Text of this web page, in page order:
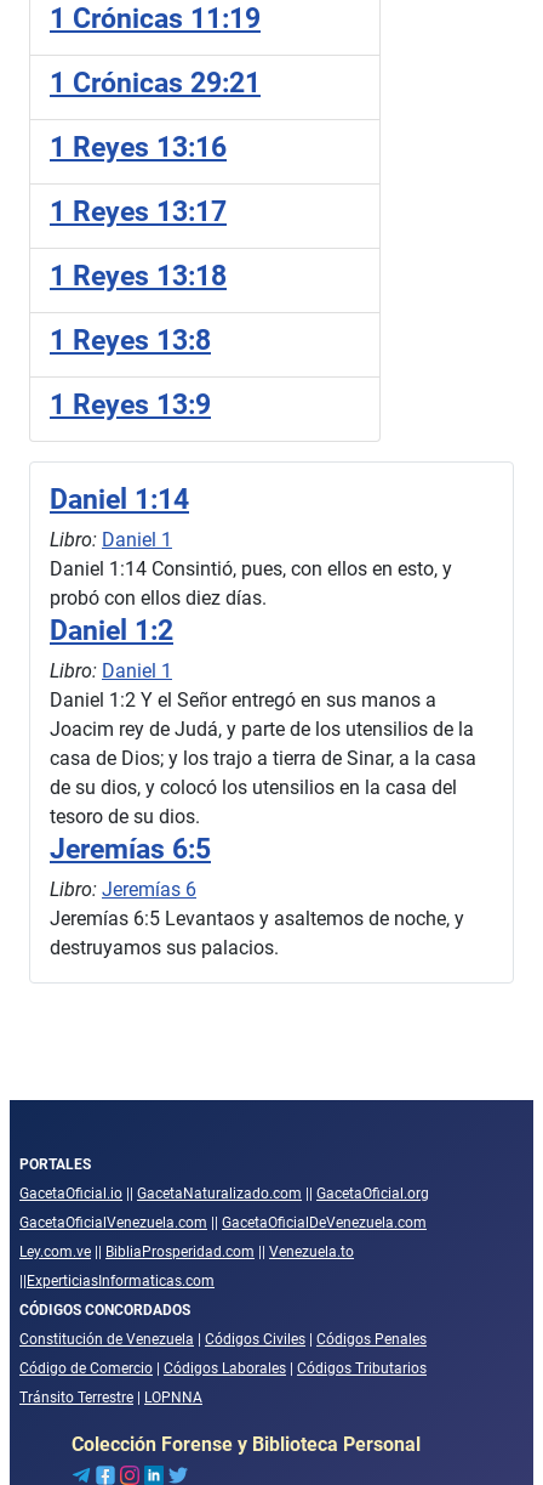
1 Crónicas 11:19
1 Crónicas 29:21
1 Reyes 13:16
1 Reyes 13:17
1 Reyes 13:18
1 Reyes 13:8
1 Reyes 13:9
Daniel 1:14
Libro: Daniel 1
Daniel 1:14 Consintió, pues, con ellos en esto, y
probó con ellos diez días.
Daniel 1:2
Libro: Daniel 1
Daniel 1:2 Y el Señor entregó en sus manos a
Joacim rey de Judá, y parte de los utensilios de la
casa de Dios; y los trajo a tierra de Sinar, a la casa
de su dios, y colocó los utensilios en la casa del
tesoro de su dios.
Jeremías 6:5
Libro: Jeremías 6
Jeremías 6:5 Levantaos y asaltemos de noche, y
destruyamos sus palacios.
PORTALES
GacetaOficial.io
GacetaNaturalizado.com
GacetaOficial.org
GacetaOficialVenezuela.com
GacetaOficialDeVenezuela.com
Ley.com.ve
BibliaProsperidad.com
Venezuela.to
ExperticiasInformaticas.com
CÓDIGOS CONCORDADOS
Constitución de Venezuela
Códigos Civiles
Códigos Penales
Código de Comercio
Códigos Laborales
Códigos Tributarios
Tránsito Terrestre
LOPNNA
Colección Forense y Biblioteca Personal